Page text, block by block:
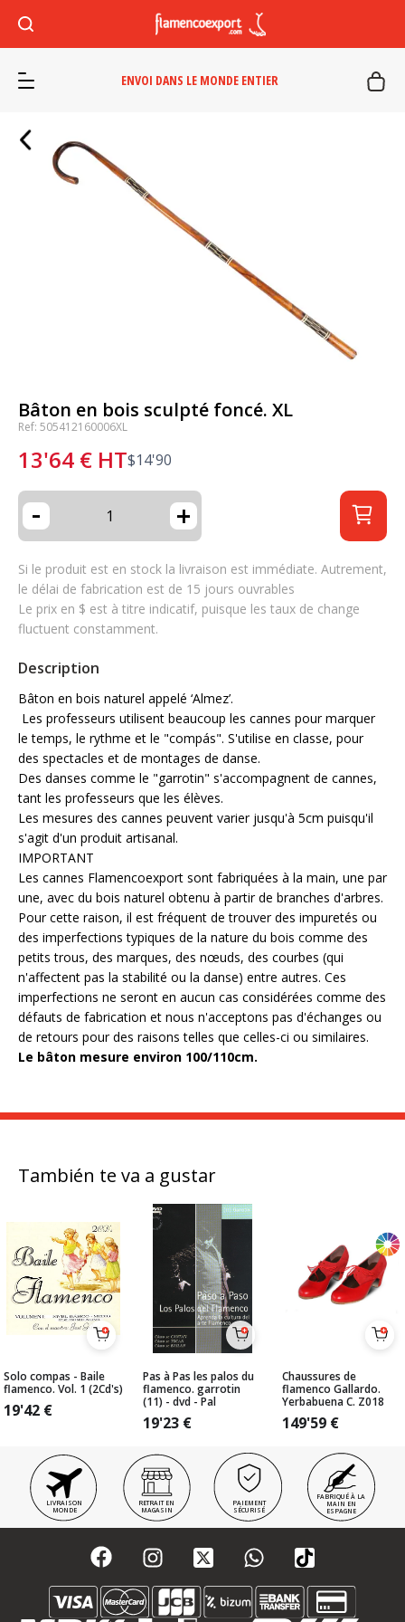
ENVOI DANS LE MONDE ENTIER
Bâton en bois sculpté foncé. XL
Ref: 505412160006XL
13'64 € HT$14'90
- +
Si le produit est en stock la livraison est immédiate. Autrement,
le délai de fabrication est de 15 jours ouvrables
Le prix en $ est à titre indicatif, puisque les taux de change
fluctuent constamment.
Description
Bâton en bois naturel appelé ‘Almez’.
Les professeurs utilisent beaucoup les cannes pour marquer
le temps, le rythme et le "compás". S'utilise en classe, pour
des spectacles et de montages de danse.
Des danses comme le "garrotin" s'accompagnent de cannes,
tant les professeurs que les élèves.
Les mesures des cannes peuvent varier jusqu'à 5cm puisqu'il
s'agit d'un produit artisanal.
IMPORTANT
Les cannes Flamencoexport sont fabriquées à la main, une par
une, avec du bois naturel obtenu à partir de branches d'arbres.
Pour cette raison, il est fréquent de trouver des impuretés ou
des imperfections typiques de la nature du bois comme des
petits trous, des marques, des nœuds, des courbes (qui
n'affectent pas la stabilité ou la danse) entre autres. Ces
imperfections ne seront en aucun cas considérées comme des
défauts de fabrication et nous n'acceptons pas d'échanges ou
de retours pour des raisons telles que celles-ci ou similaires.
Le bâton mesure environ 100/110cm.
También te va a gustar
Solo compas - Baile
flamenco. Vol. 1 (2Cd's)
19'42 €
Pas à Pas les palos du
flamenco. garrotin
(11) - dvd - Pal
19'23 €
Chaussures de
flamenco Gallardo.
Yerbabuena C. Z018
149'59 €
LIVRAISON
MONDE
RETRAIT EN
MAGASIN
PAIEMENT
SÉCURISÉ
FABRIQUÉ À LA
MAIN EN
ESPAGNE